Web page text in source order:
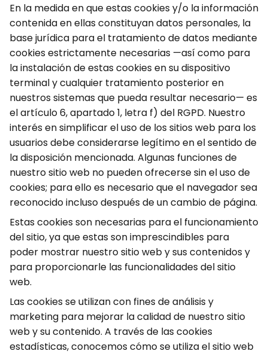
En la medida en que estas cookies y/o la información
contenida en ellas constituyan datos personales, la
base jurídica para el tratamiento de datos mediante
cookies estrictamente necesarias —así como para
la instalación de estas cookies en su dispositivo
terminal y cualquier tratamiento posterior en
nuestros sistemas que pueda resultar necesario— es
el artículo 6, apartado 1, letra f) del RGPD. Nuestro
interés en simplificar el uso de los sitios web para los
usuarios debe considerarse legítimo en el sentido de
la disposición mencionada. Algunas funciones de
nuestro sitio web no pueden ofrecerse sin el uso de
cookies; para ello es necesario que el navegador sea
reconocido incluso después de un cambio de página.
Estas cookies son necesarias para el funcionamiento
del sitio, ya que estas son imprescindibles para
poder mostrar nuestro sitio web y sus contenidos y
para proporcionarle las funcionalidades del sitio
web.
Las cookies se utilizan con fines de análisis y
marketing para mejorar la calidad de nuestro sitio
web y su contenido. A través de las cookies
estadísticas, conocemos cómo se utiliza el sitio web